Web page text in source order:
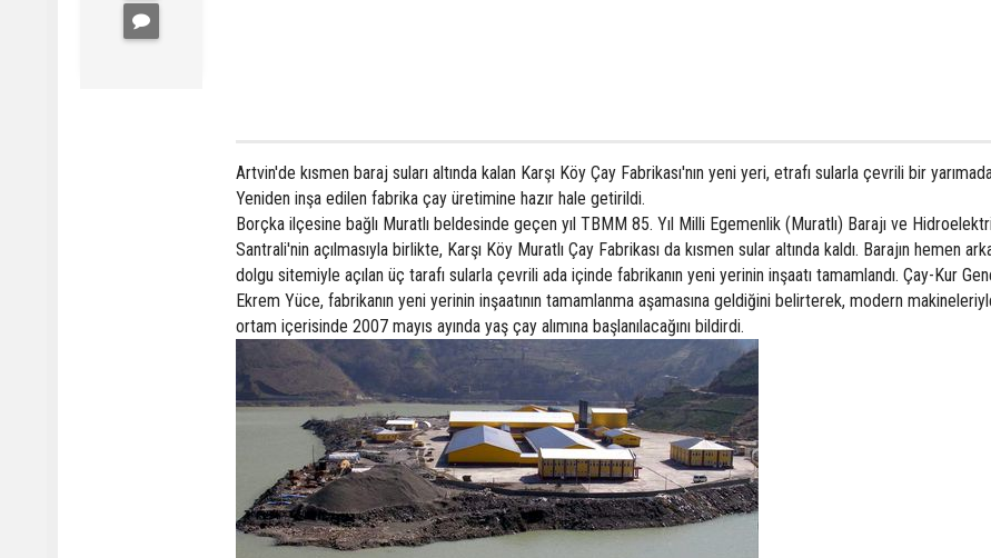
Artvin'de kısmen baraj suları altında kalan Karşı Köy Çay Fabrikası'nın yeni yeri, etrafı sularla çevrili bir
Yeniden inşa edilen fabrika çay üretimine hazır hale getirildi.
Borçka ilçesine bağlı Muratlı beldesinde geçen yıl TBMM 85. Yıl Milli Egemenlik (Muratlı) Barajı ve
Santrali'nin açılmasıyla birlikte, Karşı Köy Muratlı Çay Fabrikası da kısmen sular altında kaldı. Barajın hemen
dolgu sitemiyle açılan üç tarafı sularla çevrili ada içinde fabrikanın yeni yerinin inşaatı tamamlandı. Çay-Kur
Ekrem Yüce, fabrikanın yeni yerinin inşaatının tamamlanma aşamasına geldiğini belirterek, modern
ortam içerisinde 2007 mayıs ayında yaş çay alımına başlanılacağını bildirdi.